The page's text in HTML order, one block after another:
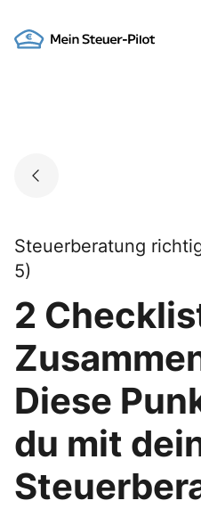
content
Go to landing page.
Steuerberatung
5)
2
Diese
du mit